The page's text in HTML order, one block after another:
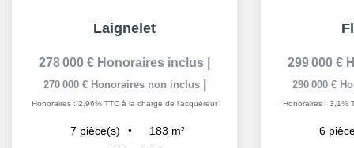
Laignelet
278 000 € Honoraires inclus
270 000 € Honoraires non inclus
Honoraires : 2,96% TTC à la charge de l'acquéreur
7 pièce(s) 183 m²
299 000 €
290 000 €
Honoraires : 3,1%
6